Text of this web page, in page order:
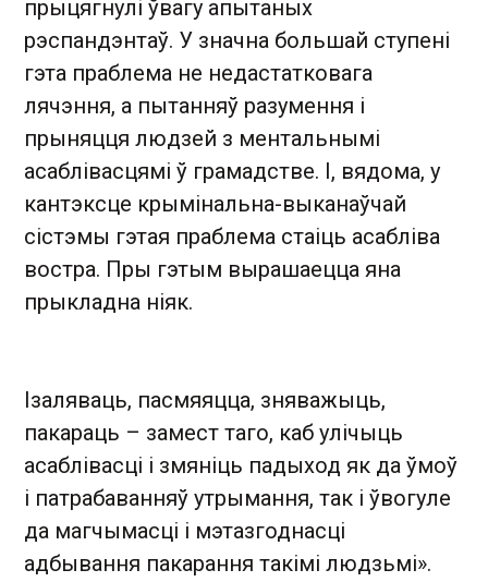
прыцягнулі ўвагу апытаных
рэспандэнтаў. У значна большай ступені
гэта праблема не недастатковага
лячэння, а пытанняў разумення і
прыняцця людзей з ментальнымі
асаблівасцямі ў грамадстве. І, вядома, у
кантэксце крымінальна-выканаўчай
сістэмы гэтая праблема стаіць асабліва
востра. Пры гэтым вырашаецца яна
прыкладна ніяк.
Ізаляваць, пасмяяцца, зняважыць,
пакараць – замест таго, каб улічыць
асаблівасці і змяніць падыход як да ўмоў
і патрабаванняў утрымання, так і ўвогуле
да магчымасці і мэтазгоднасці
адбывання пакарання такімі людзьмі».